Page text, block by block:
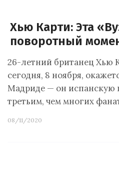
Хью Карти: Эта
поворотный
26-летний британец Хью
сегодня, 8 ноября,
Мадриде — он испанскую
третьим, чем многих
08/11/2020